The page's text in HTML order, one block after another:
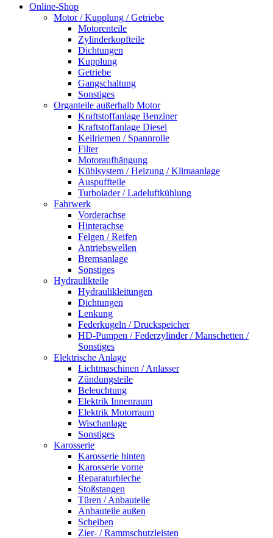
Online-Shop
Motor / Kupplung / Getriebe
Motorenteile
Zylinderkopfteile
Dichtungen
Kupplung
Getriebe
Gangschaltung
Sonstiges
Organteile außerhalb Motor
Kraftstoffanlage Benziner
Kraftstoffanlage Diesel
Keilriemen / Spannrolle
Filter
Motoraufhängung
Kühlsystem / Heizung / Klimaanlage
Auspuffteile
Turbolader / Ladeluftkühlung
Fahrwerk
Vorderachse
Hinterachse
Felgen / Reifen
Antriebswellen
Bremsanlage
Sonstiges
Hydraulikteile
Hydraulikleitungen
Dichtungen
Lenkung
Federkugeln / Druckspeicher
HD-Pumpen / Federzylinder / Manschetten /
Sonstiges
Elektrische Anlage
Lichtmaschinen / Anlasser
Zündungsteile
Beleuchtung
Elektrik Innenraum
Elektrik Motorraum
Wischanlage
Sonstiges
Karosserie
Karosserie hinten
Karosserie vorne
Reparaturbleche
Stoßstangen
Türen / Anbauteile
Anbauteile außen
Scheiben
Zier- / Rammschutzleisten